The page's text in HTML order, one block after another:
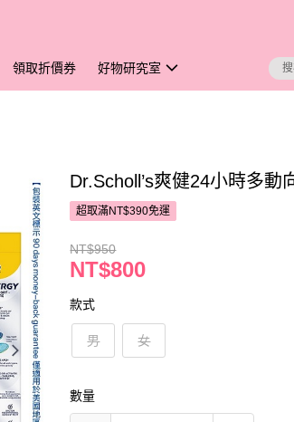
領取折價券 好物研究室
Dr.Scholl’s爽健24小時多動
超取滿NT$390免運
NT$950
NT$800
款式
男 女
數量